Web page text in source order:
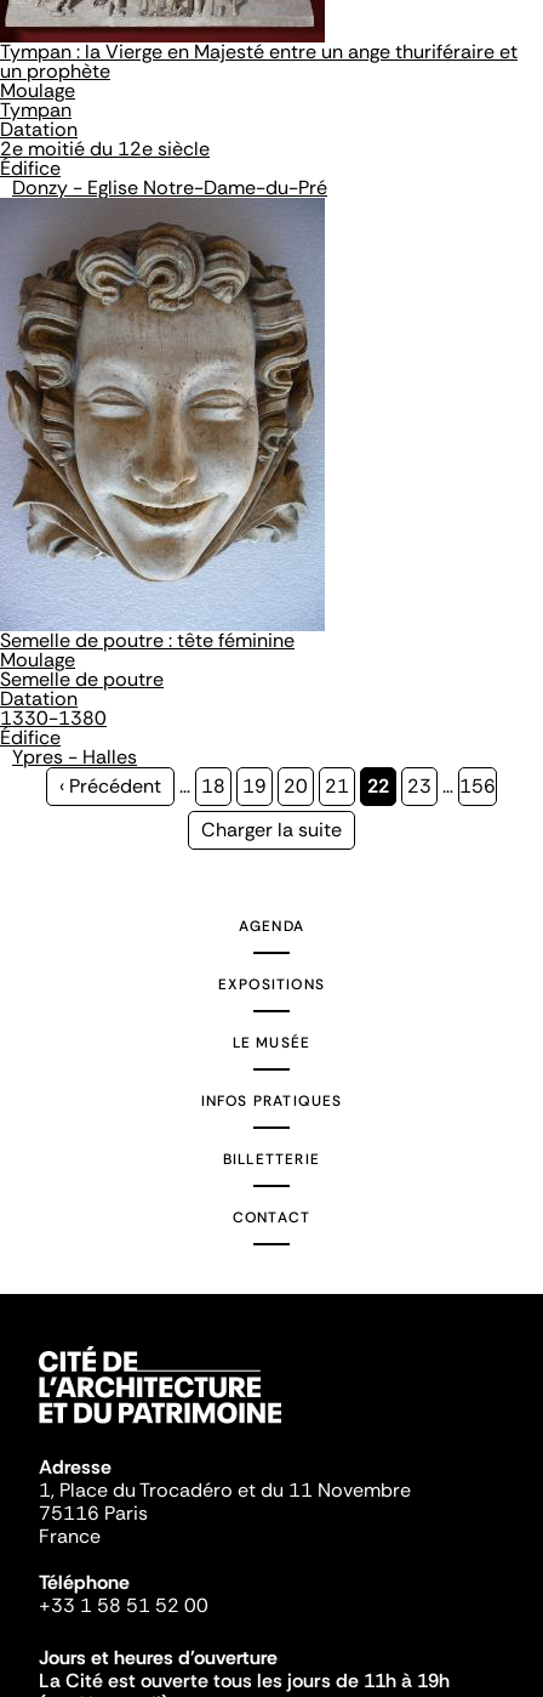
Tympan : la Vierge en Majesté entre un ange thuriféraire et
un prophète
Moulage
Tympan
Datation
2e moitié du 12e siècle
Édifice
Donzy - Eglise Notre-Dame-du-Pré
Semelle de poutre : tête féminine
Moulage
Semelle de poutre
Datation
1330-1380
Édifice
Ypres - Halles
Page
‹ Précédent … Page
18 Page
19 Page
20 Page
21
Page
22 Page
23 … Page
156
Page
Charger la suite
AGENDA
EXPOSITIONS
LE MUSÉE
INFOS PRATIQUES
BILLETTERIE
CONTACT
Adresse
1, Place du Trocadéro et du 11 Novembre
75116 Paris
France
Téléphone
+33 1 58 51 52 00
Jours et heures d'ouverture
La Cité est ouverte tous les jours de 11h à 19h